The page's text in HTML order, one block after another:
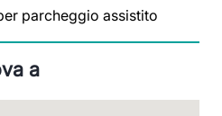
parcheggio assistito
a